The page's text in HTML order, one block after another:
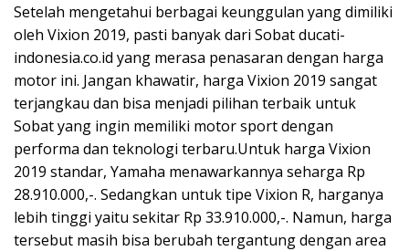
Setelah mengetahui berbagai keunggulan yang dimiliki
oleh Vixion 2019, pasti banyak dari Sobat ducati-
indonesia.co.id yang merasa penasaran dengan harga
motor ini. Jangan khawatir, harga Vixion 2019 sangat
terjangkau dan bisa menjadi pilihan terbaik untuk
Sobat yang ingin memiliki motor sport dengan
performa dan teknologi terbaru.Untuk harga Vixion
2019 standar, Yamaha menawarkannya seharga Rp
28.910.000,-. Sedangkan untuk tipe Vixion R, harganya
lebih tinggi yaitu sekitar Rp 33.910.000,-. Namun, harga
tersebut masih bisa berubah tergantung dengan area